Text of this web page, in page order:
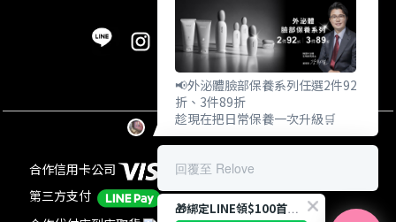
合作信用卡公司
第三方支付
📢外泌體臉部保養系列任選2件92
折、3件89折
趁現在把日常保養一次升級🛒
回覆至 Relove
🎁綁定LINE領$100首購金